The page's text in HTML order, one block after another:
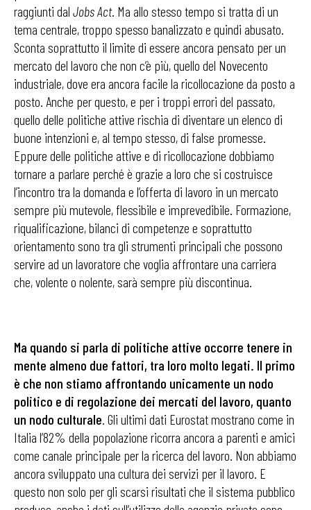
raggiunti dal Jobs Act. Ma allo stesso tempo si tratta di un
tema centrale, troppo spesso banalizzato e quindi abusato.
Sconta soprattutto il limite di essere ancora pensato per un
mercato del lavoro che non c’è più, quello del Novecento
industriale, dove era ancora facile la ricollocazione da posto a
posto. Anche per questo, e per i troppi errori del passato,
quello delle politiche attive rischia di diventare un elenco di
buone intenzioni e, al tempo stesso, di false promesse.
Eppure delle politiche attive e di ricollocazione dobbiamo
tornare a parlare perché è grazie a loro che si costruisce
l’incontro tra la domanda e l’offerta di lavoro in un mercato
sempre più mutevole, flessibile e imprevedibile. Formazione,
riqualificazione, bilanci di competenze e soprattutto
orientamento sono tra gli strumenti principali che possono
servire ad un lavoratore che voglia affrontare una carriera
che, volente o nolente, sarà sempre più discontinua.
Ma quando si parla di politiche attive occorre tenere in
mente almeno due fattori, tra loro molto legati. Il primo
è che non stiamo affrontando unicamente un nodo
politico e di regolazione dei mercati del lavoro, quanto
un nodo culturale. Gli ultimi dati Eurostat mostrano come in
Italia l’82% della popolazione ricorra ancora a parenti e amici
come canale principale per la ricerca del lavoro. Non abbiamo
ancora sviluppato una cultura dei servizi per il lavoro. E
questo non solo per gli scarsi risultati che il sistema pubblico